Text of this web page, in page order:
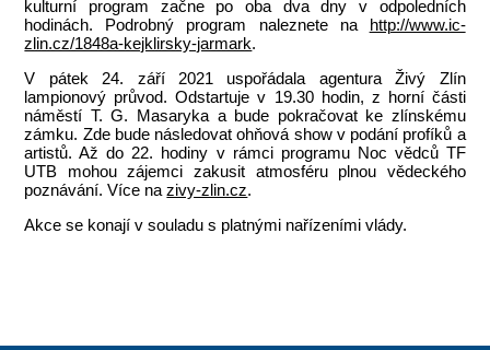
kulturní program začne po oba dva dny v odpoledních
hodinách. Podrobný program naleznete na http://www.ic-
zlin.cz/1848a-kejklirsky-jarmark.
V pátek 24. září 2021 uspořádala agentura Živý Zlín
lampionový průvod. Odstartuje v 19.30 hodin, z horní části
náměstí T. G. Masaryka a bude pokračovat ke zlínskému
zámku. Zde bude následovat ohňová show v podání profíků a
artistů. Až do 22. hodiny v rámci programu Noc vědců TF
UTB mohou zájemci zakusit atmosféru plnou vědeckého
poznávání. Více nazivy-zlin.cz.
Akce se konají v souladu s platnými nařízeními vlády.